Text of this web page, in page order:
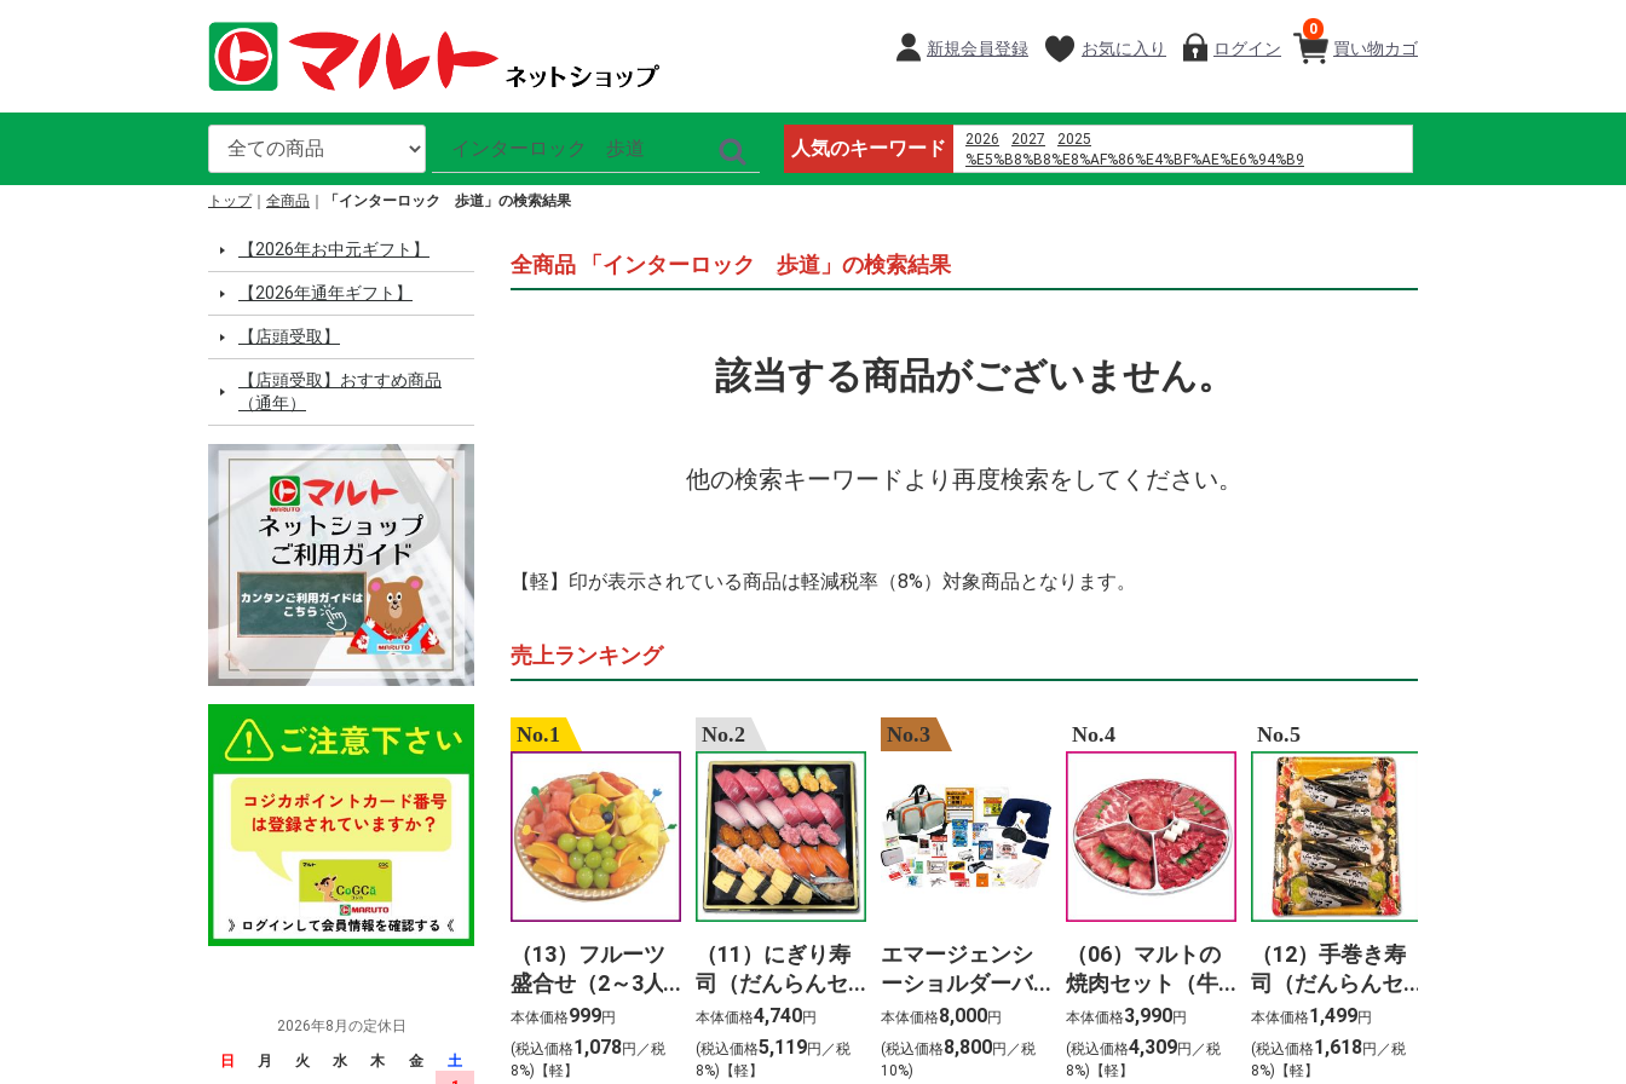
買い物カゴ
0
新規会員登録 お気に入り ログイン
人気のキーワード 2026 2027
2025
%E5%B8%B8%E8%AF%86%E4%BF%AE%E6%94%B9
%E4%B8%8D3p
%E6%81%B5%E6%84%9B%E5%A0%82%E7%97%85%E9%99%A2
%E7%8E%8B%E5%B0%86%E3%80%80%E7%B7%91%E6%A9%8B
%E6%A5%BD%E5%BF%83 %E8%B0%B7%E4%B8%8A
haikyuu 3.%C3%A9vad 9r%C3%A9sz
%E6%9D%8F%E5%AD%90%E5%BE%A1%E6%B4%A5%E3%80%80%E6%AD%8C
トップ 全商品 「インターロック 歩道」の検索結果
【2026年お中元ギフト】
【2026年通年ギフト】
【店頭受取】
【店頭受取】おすすめ商品
（通年）
2026年8月の定休日
日 月 火 水 木 金
土
全商品 「インターロック 歩道」の検索結果
該当する商品がございません。
他の検索キーワードより再度検索をしてください。
【軽】印が表示されている商品は軽減税率（8%）対象商品となります。
売上ランキング
No.1
（13）フルーツ
盛合せ（2～3人
前）
本体価格999円
(税込価格1,078円／税
8%)【軽】
No.2
（11）にぎり寿
司（だんらんセ
ット）3人前
本体価格4,740円
(税込価格5,119円／税
8%)【軽】
No.3
エマージェンシ
ーショルダーバ
ッグ24点セット
本体価格8,000円
(税込価格8,800円／税
10%)
No.4
（06）マルトの
焼肉セット（牛
タン入り）800ｇ
本体価格3,990円
(税込価格4,309円／税
8%)【軽】
No.5
（12）手巻き寿
司（だんらんセ
ット）（8本）
本体価格1,499円
(税込価格1,618円／税
8%)【軽】